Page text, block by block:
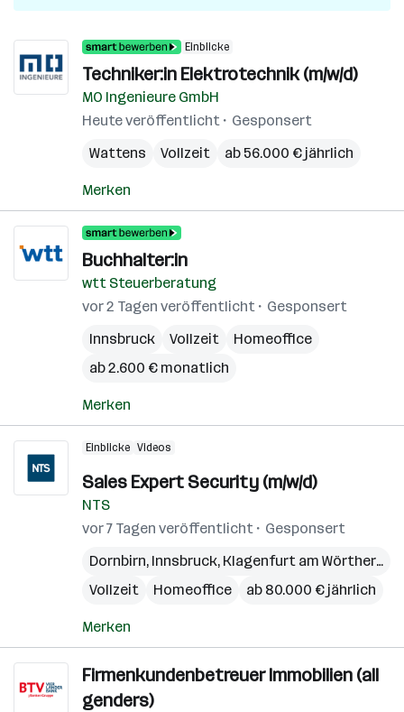
Einblicke
Techniker:in Elektrotechnik (m/w/d)
MO Ingenieure GmbH
Heute veröffentlicht
Gesponsert
Wattens
Vollzeit ab 56.000 € jährlich
Merken
Buchhalter:in
wtt Steuerberatung
vor 2 Tagen veröffentlicht
Gesponsert
Innsbruck
Vollzeit
Homeoffice
ab 2.600 € monatlich
Merken
Einblicke Videos
Sales Expert Security (m/w/d)
NTS
vor 7 Tagen veröffentlicht
Gesponsert
Dornbirn, Innsbruck, Klagenfurt am Wörthersee
Vollzeit
Homeoffice ab 80.000 € jährlich
Merken
Firmenkundenbetreuer Immobilien (all
genders)